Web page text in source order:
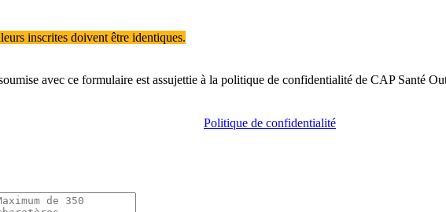
inscrites doivent être identiques.
avec ce formulaire est assujettie à la politique de confidentialité de CAP Santé
Politique de confidentialité